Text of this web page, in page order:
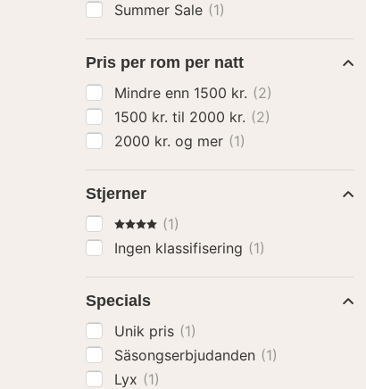
Summer Sale (1)
Pris per rom per natt
Mindre enn 1500 kr. (2)
1500 kr. til 2000 kr. (2)
2000 kr. og mer (1)
Stjerner
4 Stjerner
(1)
Ingen klassifisering (1)
Specials
Unik pris (1)
Säsongserbjudanden (1)
Lyx (1)